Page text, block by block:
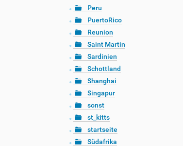
Peru
PuertoRico
Reunion
Saint Martin
Sardinien
Schottland
Shanghai
Singapur
sonst
st_kitts
startseite
Südafrika